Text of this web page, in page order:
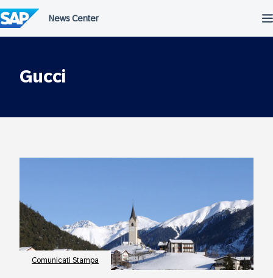
al
contenuto
Gucci
Comunicati Stampa